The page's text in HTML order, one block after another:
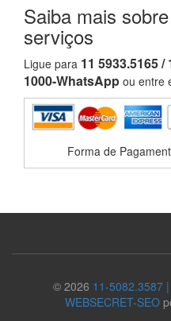
Saiba mais
serviços
Ligue para 11 5933.5165 /
1000-WhatsApp ou entre
Forma de
© 2026 11-5082.3587
WEBSECRET-SEO